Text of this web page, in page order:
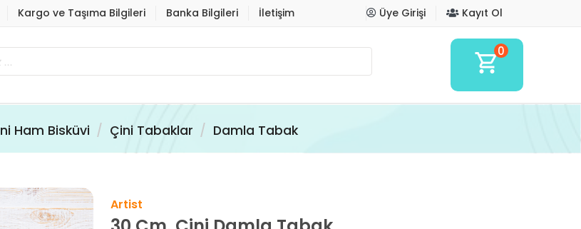
Kargo ve Taşıma Bilgileri Banka Bilgileri İletişim Üye Girişi Kayıt Ol
shopping_cart0
Ham Bisküvi Çini Tabaklar Damla Tabak
Artist